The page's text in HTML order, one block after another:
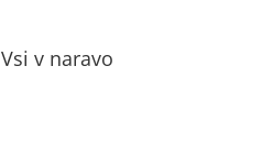
Vsi v naravo